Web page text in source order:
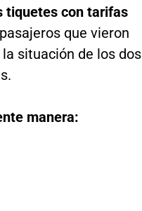
tiquetes con tarifas
que vieron
situación de los dos
manera: